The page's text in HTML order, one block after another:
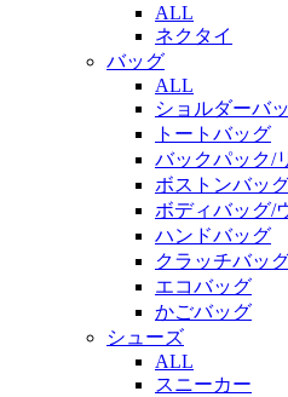
ALL
ネクタイ
バッグ
ALL
ショルダーバ
トートバッグ
バックパック/
ボストンバッ
ボディバッグ/
ハンドバッグ
クラッチバッ
エコバッグ
かごバッグ
シューズ
ALL
スニーカー